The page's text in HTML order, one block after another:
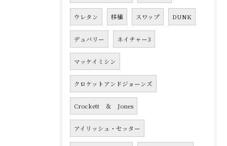
ウレタン 移植 スワップ DUNK
デュバリー ネイチャー3
マッケイミシン
クロケットアンドジョーンズ
Crockett ＆ Jones
アイリッシュ・セッター